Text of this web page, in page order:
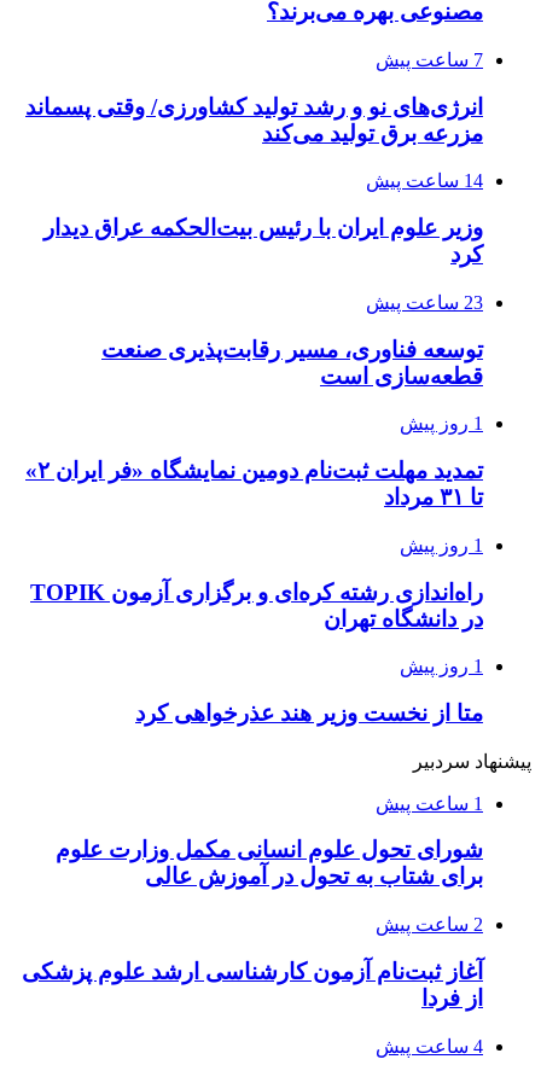
مصنوعی بهره می‌برند؟
7 ساعت پیش
انرژی‌های نو و رشد تولید کشاورزی/ وقتی پسماند
مزرعه‌ برق تولید می‌کند
14 ساعت پیش
وزیر علوم ایران با رئیس بیت‌الحکمه عراق دیدار
کرد
23 ساعت پیش
توسعه فناوری، مسیر رقابت‌پذیری صنعت
قطعه‌سازی است
1 روز پیش
تمدید مهلت ثبت‌نام دومین نمایشگاه «فر ایران ۲»
تا ۳۱ مرداد
1 روز پیش
راه‌اندازی رشته کره‌ای و برگزاری آزمون TOPIK
در دانشگاه تهران
1 روز پیش
متا از نخست وزیر هند عذرخواهی کرد
پیشنهاد سردبیر
1 ساعت پیش
شورای تحول علوم انسانی مکمل وزارت علوم
برای شتاب به تحول در آموزش عالی
2 ساعت پیش
آغاز ثبت‌نام‌ آزمون کارشناسی ارشد علوم پزشکی
از فردا
4 ساعت پیش